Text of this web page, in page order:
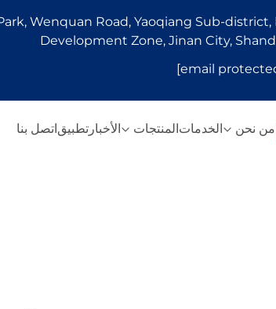
Wenquan Road, Yaoqiang Sub-
Development Zone, Jinan City,
من نحن الخدماتالمنتجات الأخبار تطبيقاتصل بنا